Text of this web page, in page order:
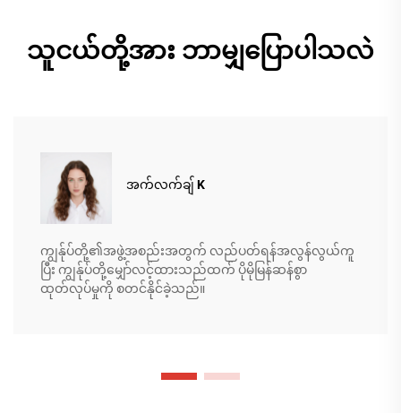
သူငယ်တို့အား ဘာမျှပြောပါသလဲ
အက်လက်ချ် K
ကျွန်ုပ်တို့၏အဖွဲ့အစည်းအတွက် လည်ပတ်ရန်အလွန်လွယ်ကူ
ပြီး ကျွန်ုပ်တို့မျှော်လင့်ထားသည်ထက် ပိုမိုမြန်ဆန်စွာ
ထုတ်လုပ်မှုကို စတင်နိုင်ခဲ့သည်။